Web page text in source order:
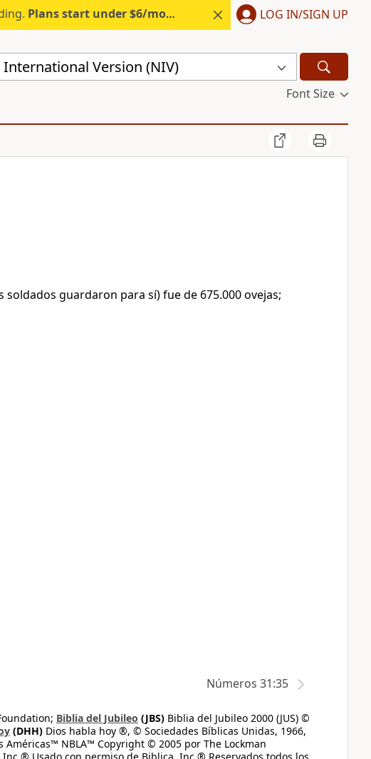
Plans start under $6/month. Start free. LOG IN/SIGN UP
International Version (NIV)
Font Size
guardaron para sí) fue de 675.000 ovejas;
Números 31:35
Biblia del Jubileo (JBS) Biblia del Jubileo 2000 (JUS) ©
(DHH) Dios habla hoy ®, © Sociedades Bíblicas Unidas, 1966,
Américas™ NBLA™ Copyright © 2005 por The Lockman